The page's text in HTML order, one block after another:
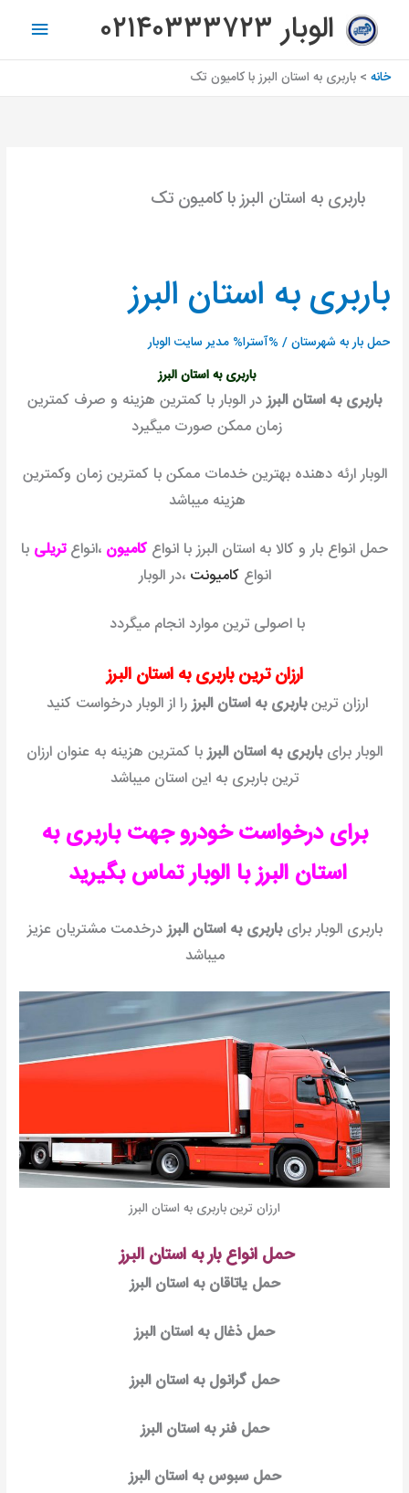
محتوا
الوبار ۰۲۱۴۰۳۳۳۷۲۳
اصلی
خانه باربری به استان البرز با کامیون تک
باربری به استان البرز با کامیون تک
باربری به استان البرز
حمل بار به شهرستان/ %آسترا% مدیر سایت الوبار
باربری به استان البرز
باربری به استان البرزدر الوبار با کمترین هزینه و صرف کمترین
زمان ممکن صورت میگیرد
الوبار ارئه دهنده بهترین خدمات ممکن با کمترین زمان وکمترین
هزینه میباشد
حمل انواع بار و کالا به استان البرز با انواعکامیون ،انواعتریلی با
انواعکامیونت،در الوبار
با اصولی ترین موارد انجام میگردد
ارزان ترین باربری به استان البرز
ارزان ترینباربری به استان البرزرا از الوبار درخواست کنید
الوبار برایباربری به استان البرزبا کمترین هزینه به عنوان ارزان
ترین باربری به این استان میباشد
برای درخواست خودرو جهت باربری به
استان البرز با الوبار تماس بگیرید
باربری الوبار برایباربری به استان البرزدرخدمت مشتریان عزیز
میباشد
ارزان ترین باربری به استان البرز
حمل انواع بار به استان البرز
حمل یاتاقان به استان البرز
حمل ذغال به استان البرز
حمل گرانول به استان البرز
حمل فنر به استان البرز
حمل سبوس به استان البرز
باربری
به
البرز